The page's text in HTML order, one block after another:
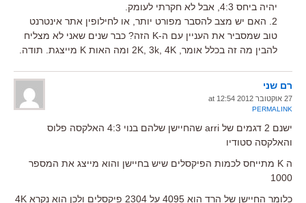
יהיה ביחס 4:3, אבל לא חקרתי לעומק.
2. האם יש מצב להסבר מפורט יותר, או לחילופין אתר אינטרנט
טוב שמסביר את העניין עם ה-K הזה? כבר שנים שאני לא מצליח
להבין מה זה בכלל אומר, 2K, 3k, 4K ומה האות K מייצגת. תודה.
רם שני
27 אוקטובר 2012 at 12:54
PERMALINK
ישנם 2 דגמים של arri שהחיישן שלהם בנוי 4:3 האלקסה פלוס
והאלקסה סטודיו
ה K מתייחס לכמות הפיקסלים שיש בחיישן והוא מייצג את המספר
1000
כלומר החיישן של הרד הוא 4095 על 2304 פיקסלים ולכן הוא נקרא 4K